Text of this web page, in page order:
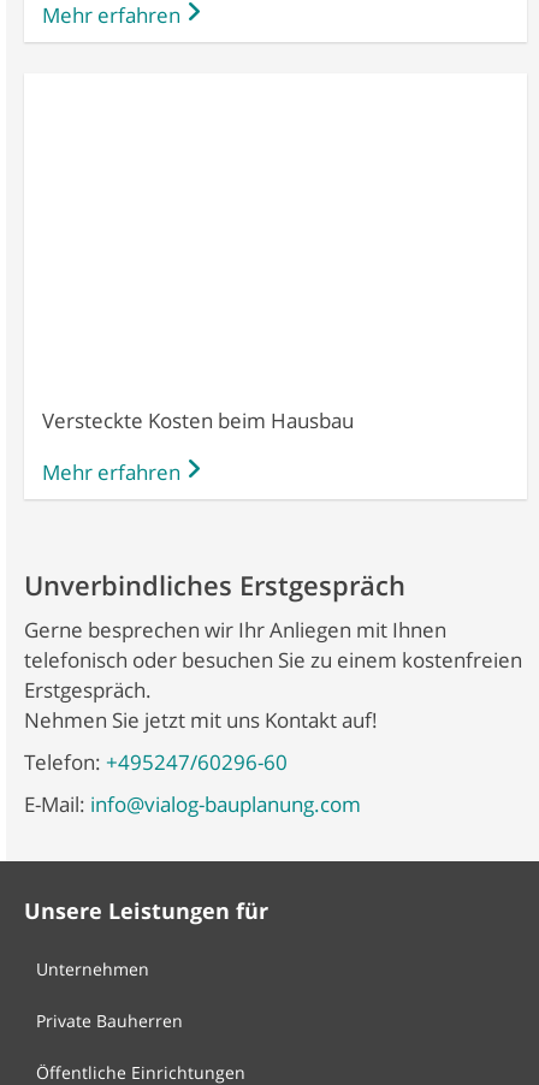
Mehr erfahren
Versteckte Kosten beim Hausbau
Mehr erfahren
Unverbindliches Erstgespräch
Gerne besprechen wir Ihr Anliegen mit Ihnen
telefonisch oder besuchen Sie zu einem kostenfreien
Erstgespräch.
Nehmen Sie jetzt mit uns Kontakt auf!
Telefon: +495247/60296-60
E-Mail: info@vialog-bauplanung.com
Unsere Leistungen für
Unternehmen
Private Bauherren
Öffentliche Einrichtungen